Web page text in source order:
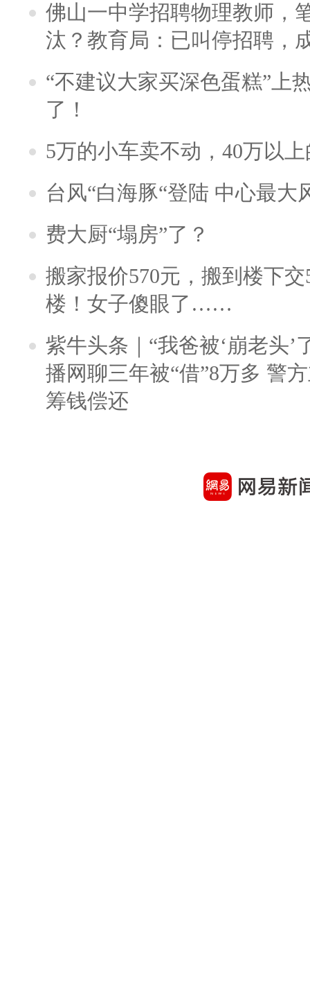
佛山一中学招聘物理教师，
汰？教育局：已叫停招聘，
“不建议大家买深色蛋糕”上
了！
5万的小车卖不动，40万以
台风“白海豚“登陆 中心最大
费大厨“塌房”了？
搬家报价570元，搬到楼下
楼！女子傻眼了……
紫牛头条｜“我爸被‘崩老头’
播网聊三年被“借”8万多 警
筹钱偿还